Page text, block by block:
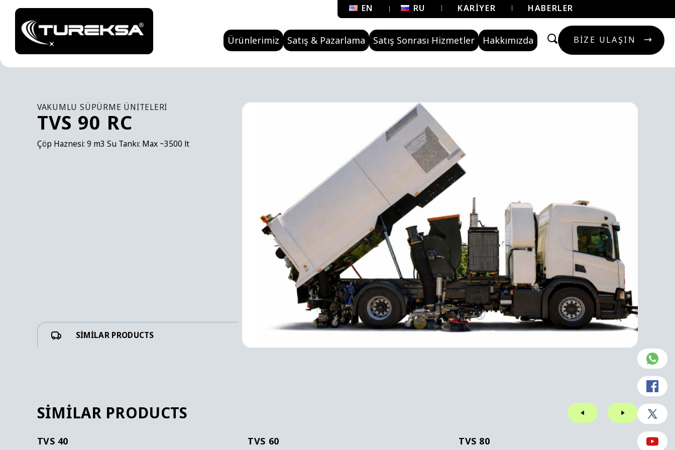
EN RU KARIYER HABERLER
Ürünlerimiz Satış & Pazarlama Satış Sonrası Hizmetler Hakkımızda BIZE ULAŞIN
BIZE ULAŞIN
VAKUMLU SÜPÜRME ÜNITELERI
TVS 90 RC
Çöp Haznesi: 9 m3 Su Tankı: Max ~3500 lt
SIMILAR PRODUCTS
SIMILAR PRODUCTS
TVS 40 TVS 60 TVS 80